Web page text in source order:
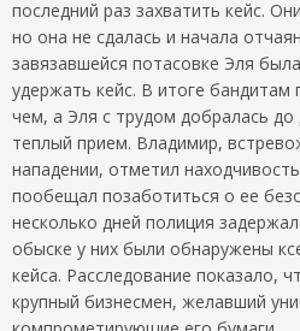
последний раз захватить кейс.
но она не сдалась и начала
завязавшейся потасовке Эля
удержать кейс. В итоге бандитам
чем, а Эля с трудом добралась
теплый прием. Владимир,
нападении, отметил
пообещал позаботиться о ее
несколько дней полиция
обыске у них были обнаружены
кейса. Расследование показало,
крупный бизнесмен, желавший